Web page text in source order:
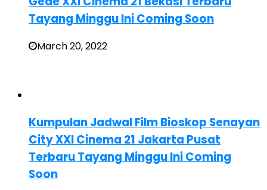
Tayang Minggu Ini Coming Soon
March 20, 2022
Kumpulan Jadwal Film Bioskop Senayan
City XXI Cinema 21 Jakarta Pusat
Terbaru Tayang Minggu Ini Coming
Soon